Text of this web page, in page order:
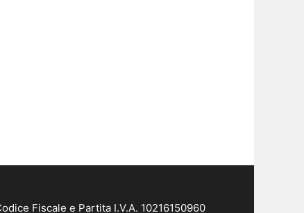
Fiscale e Partita I.V.A. 10216150960